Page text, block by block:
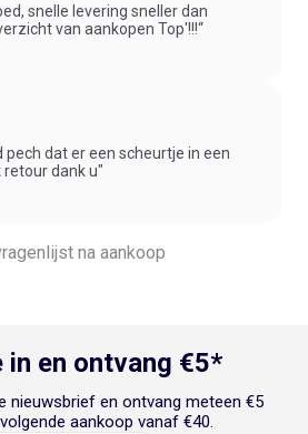
snelle levering sneller dan
van aankopen Top'!!!“
pech dat er een scheurtje in een
retour dank u"
na aankoop
in en ontvang €5*
nieuwsbrief en ontvang meteen €5
aankoop vanaf €40.